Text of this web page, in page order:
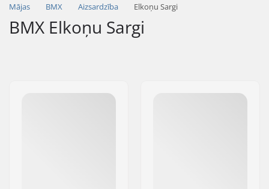
Mājas BMX Aizsardzība Elkoņu Sargi
BMX Elkoņu Sargi